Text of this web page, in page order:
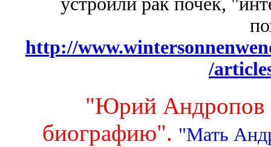
http://
/
"Юрий Андропов
биографию". "Мать